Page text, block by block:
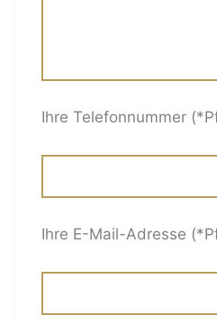
Ihre Telefonnummer
Ihre E-Mail-Adresse